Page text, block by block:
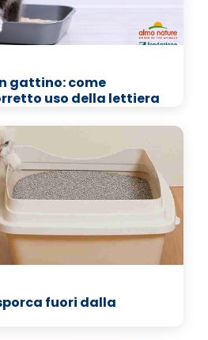
gattino: come
uso della lettiera
fuori dalla